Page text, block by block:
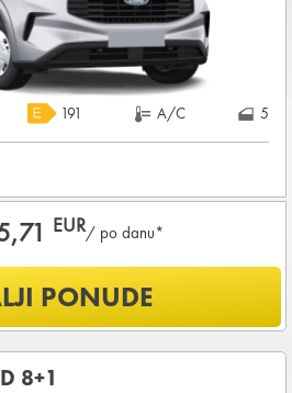
USLOVI NAJMA
191 A/C 5
EUR/ po danu*
od štete (CDW) i krađe
PONUDE
8+1